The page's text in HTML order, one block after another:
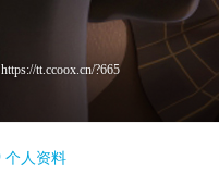
https://tt.ccoox.cn/?665
个人资料